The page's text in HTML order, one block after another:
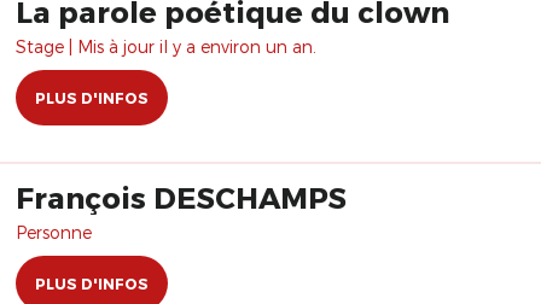
La parole poétique du clown
Stage | Mis à jour il y a environ un an.
PLUS D'INFOS
François DESCHAMPS
Personne
PLUS D'INFOS